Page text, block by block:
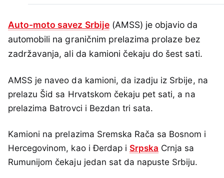
Auto-moto savez Srbije(AMSS) je objavio da
automobili na graničnim prelazima prolaze bez
zadržavanja, ali da kamioni čekaju do šest sati.
AMSS je naveo da kamioni, da izadju iz Srbije, na
prelazu Šid sa Hrvatskom čekaju pet sati, a na
prelazima Batrovci i Bezdan tri sata.
Kamioni na prelazima Sremska Rača sa Bosnom i
Hercegovinom, kao i Đerdap i Srpska Crnja sa
Rumunijom čekaju jedan sat da napuste Srbiju.